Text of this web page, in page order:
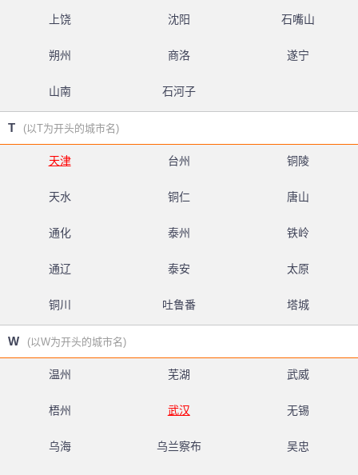
上饶 沈阳 石嘴山
朔州 商洛 遂宁
山南 石河子
T (以T为开头的城市名)
天津 台州 铜陵
天水 铜仁 唐山
通化 泰州 铁岭
通辽 泰安 太原
铜川 吐鲁番 塔城
W (以W为开头的城市名)
温州 芜湖 武威
梧州 武汉 无锡
乌海 乌兰察布 吴忠